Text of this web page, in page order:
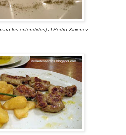
los entendidos) al Pedro Ximenez